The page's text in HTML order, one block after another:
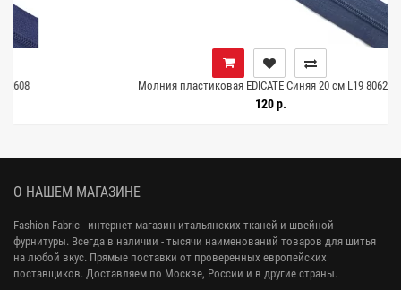
Молния пластиковая EDICATE Синяя 20 см L19 8062607
О НАШЕМ МАГАЗИНЕ
Fashion Fabric - интернет магазин итальянских тканей и швейной
фурнитуры. Всегда в наличии - тысячи наименований товаров для шитья
на любой вкус. Прямые поставки от проверенных европейских
поставщиков. Доставляем по Москве, России и в другие страны.